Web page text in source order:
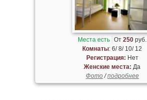
Места есть От250 руб.
Комнаты: 6/ 8/ 10/ 12
Регистрация: Нет
Женские места: Да
Фото/подробнее